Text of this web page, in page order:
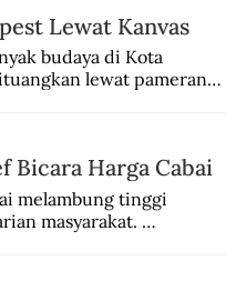
Lewat Kanvas
budaya di Kota
lewat pameran
Bicara Harga Cabai
melambung tinggi
masyarakat.